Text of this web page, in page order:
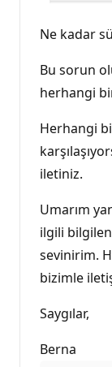
Ne kadar
Bu sorun
herhangi
Herhangi
iletiniz.
Umarım
ilgili
sevinirim.
bizimle
Saygılar,
Berna